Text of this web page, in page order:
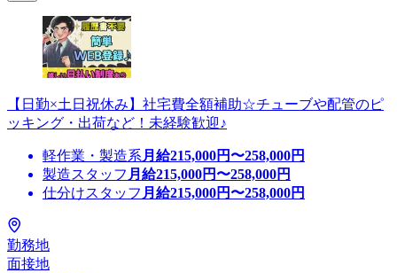
【日勤×土日祝休み】社宅費全額補助☆チューブや配管のピ
ッキング・出荷など！未経験歓迎♪
軽作業・製造系 月給215,000円〜258,000円
製造スタッフ 月給215,000円〜258,000円
仕分けスタッフ 月給215,000円〜258,000円
勤務地
面接地